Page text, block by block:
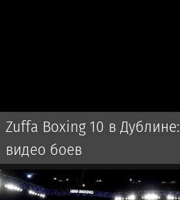
Zuffa Boxing 10 в
видео боев